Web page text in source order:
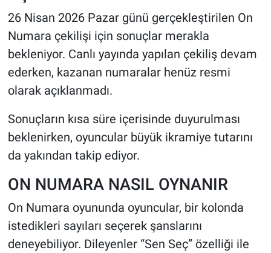
26 Nisan 2026 Pazar günü gerçekleştirilen On
Numara çekilişi için sonuçlar merakla
bekleniyor. Canlı yayında yapılan çekiliş devam
ederken, kazanan numaralar henüz resmi
olarak açıklanmadı.
Sonuçların kısa süre içerisinde duyurulması
beklenirken, oyuncular büyük ikramiye tutarını
da yakından takip ediyor.
ON NUMARA NASIL OYNANIR
On Numara oyununda oyuncular, bir kolonda
istedikleri sayıları seçerek şanslarını
deneyebiliyor. Dileyenler “Sen Seç” özelliği ile
HABERDE İNSAN
POLİTİKA
SPOR
MAGAZİN
Bilim, Teknoloji